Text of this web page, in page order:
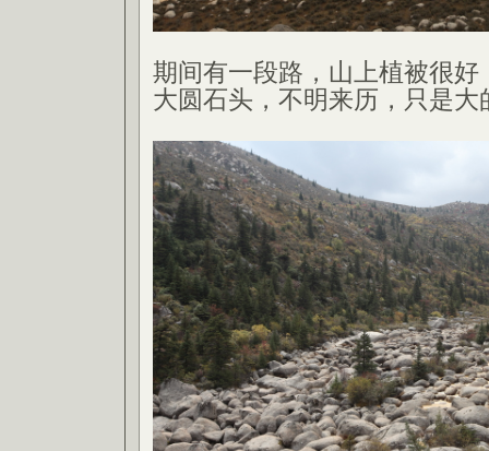
期间有一段路，山上植被很好
大圆石头，不明来历，只是大